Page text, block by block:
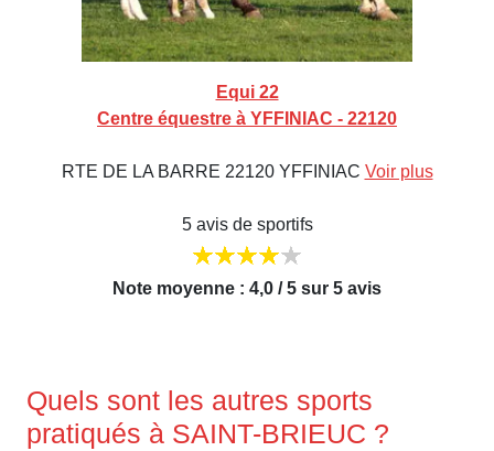
Equi 22
Centre équestre à YFFINIAC - 22120
RTE DE LA BARRE 22120 YFFINIAC Voir plus
5 avis de sportifs
Note moyenne : 4,0 / 5 sur 5 avis
Quels sont les autres sports
pratiqués à SAINT-BRIEUC ?